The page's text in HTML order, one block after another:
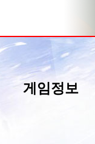
게임정보